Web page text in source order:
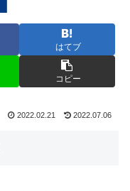
はてブ
コピー
2022.02.21 2022.07.06